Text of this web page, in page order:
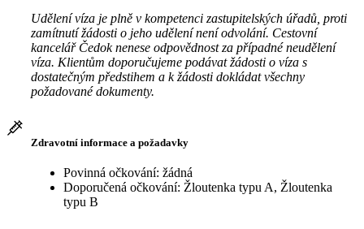
Udělení víza je plně v kompetenci zastupitelských úřadů, proti
zamítnutí žádosti o jeho udělení není odvolání. Cestovní
kancelář Čedok nenese odpovědnost za případné neudělení
víza. Klientům doporučujeme podávat žádosti o víza s
dostatečným předstihem a k žádosti dokládat všechny
požadované dokumenty.
Zdravotní informace a požadavky
Povinná očkování: žádná
Doporučená očkování: Žloutenka typu A, Žloutenka
typu B